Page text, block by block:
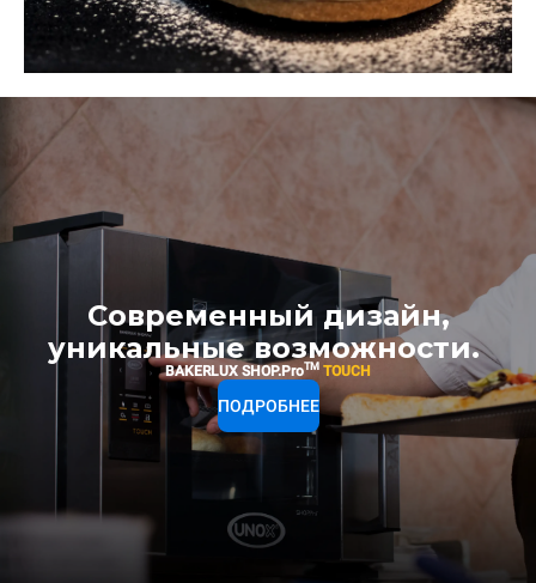
Современный дизайн,
уникальные возможности.
BAKERLUX SHOP.ProTM TOUCH
ПОДРОБНЕЕ